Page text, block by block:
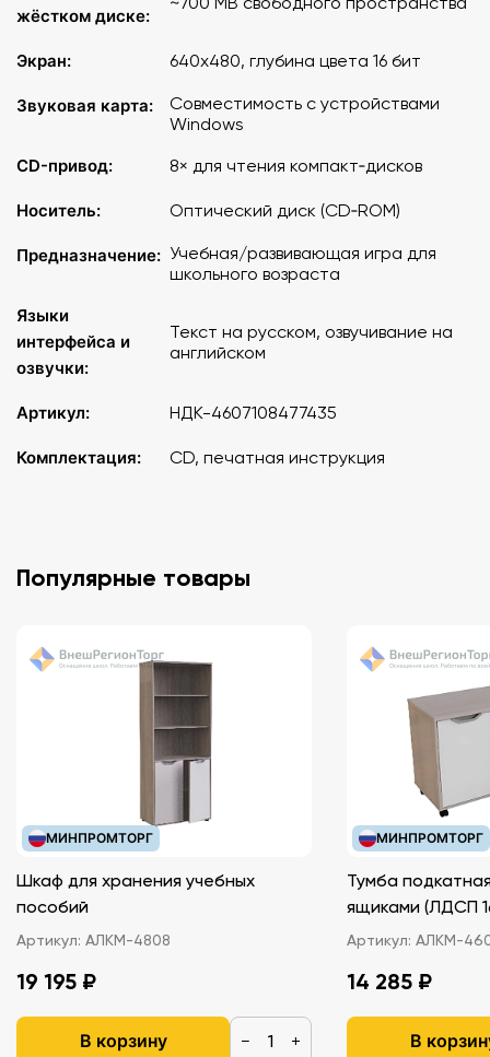
жёстком диске:
Экран: 640х480, глубина цвета 16 бит
Звуковая карта:
Совместимость с устройствами
Windows
CD-привод:
8× для чтения компакт‑дисков
Носитель: Оптический диск (CD‑ROM)
Предназначение: Учебная/развивающая игра для
школьного возраста
Языки
интерфейса и
озвучки:
Текст на русском, озвучивание на
английском
Артикул: НДК-4607108477435
Комплектация: CD, печатная инструкция
Популярные товары
МИНПРОМТОРГ
Шкаф для хранения учебных
пособий
Артикул: АЛКМ-4808
19 195 ₽
В корзину − +
МИНПРОМТОРГ
Тумба
ящиками
Артикул: АЛКМ-
14 285 ₽
В